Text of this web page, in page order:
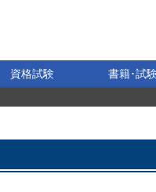
資格試験 書籍･試